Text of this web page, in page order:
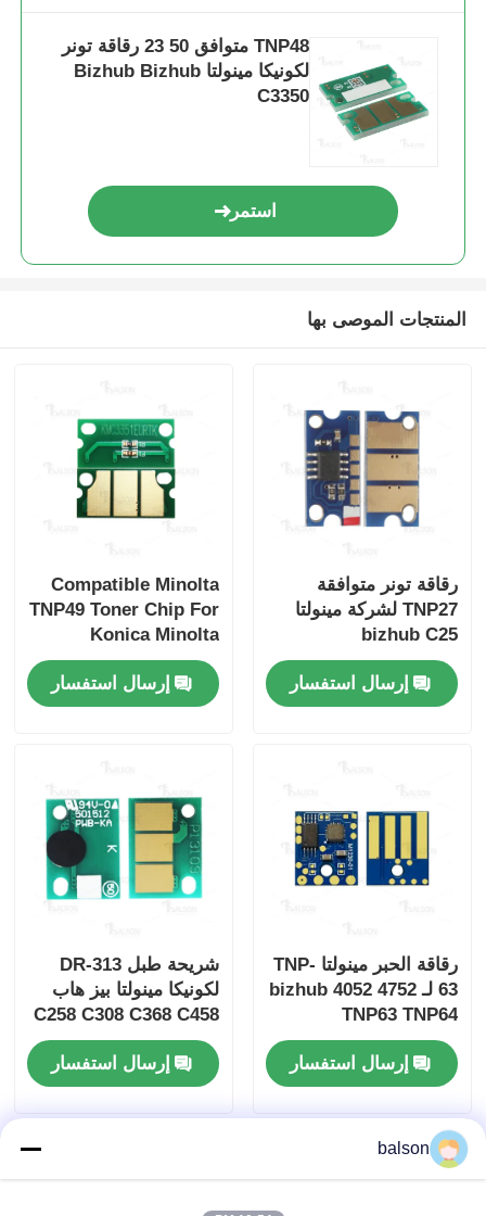
رقاقة (بانتم)
TNP48 متوافق 50 23 رقاقة تونر
لكونيكا مينولتا Bizhub Bizhub
C3350
استمر
المنتجات الموصى بها
رقاقة تونر متوافقة
TNP27 لشركة مينولتا
bizhub C25
إرسال استفسار
Compatible Minolta
TNP49 Toner Chip For
Konica Minolta
Bizhub C3351 3851
إرسال استفسار
رقاقة الحبر مينولتا TNP-
63 لـ bizhub 4052 4752
TNP63 TNP64
إرسال استفسار
شريحة طبل DR-313
لكونيكا مينولتا بيز هاب
C258 C308 C368 C458
C558 C658 بإنتاجية 120
ألف و 95 ألف لون CMY
عالمي
إرسال استفسار
balson